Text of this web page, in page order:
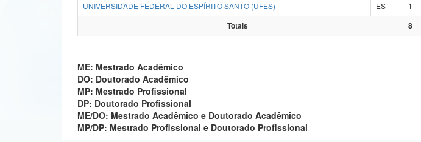
UNIVERSIDADE FEDERAL DO ESPÍRITO SANTO (UFES)
ES 1
Totais
8
ME: Mestrado Acadêmico
DO: Doutorado Acadêmico
MP: Mestrado Profissional
DP: Doutorado Profissional
ME/DO: Mestrado Acadêmico e Doutorado Acadêmico
MP/DP: Mestrado Profissional e Doutorado Profissional